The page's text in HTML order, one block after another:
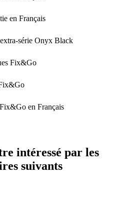
en Français
série Onyx Black
Fix&Go
en Français
intéressé par les
suivants